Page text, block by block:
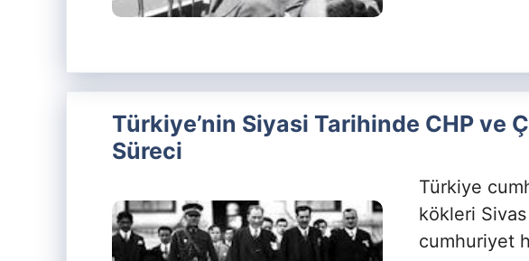
Türkiye’nin Siyasi Tarihinde CHP ve
Süreci
Türkiye
kökleri
cumhuriyet